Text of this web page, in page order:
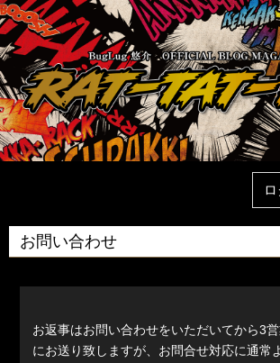
お問い合わせ
お返事はお問い合わせをいただいてから3
にお送り致しますが、お問合せ対応に通常